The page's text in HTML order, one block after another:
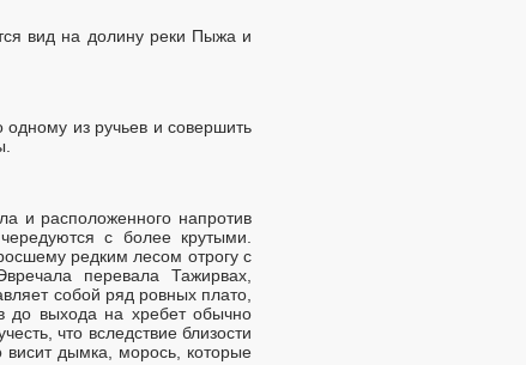
вид на долину реки Пыжа и
из ручьев и совершить
и расположенного напротив
с более крутыми.
редким лесом отрогу с
перевала Тажирвах,
собой ряд ровных плато,
до выхода на хребет обычно
что вследствие близости
висит дымка, морось, которые